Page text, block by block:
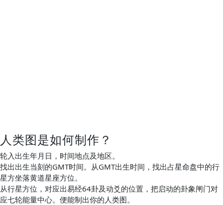
人类图是如何制作？
轮入出生年月日，时间地点及地区。
找出出生当刻的GMT时间。从GMT出生时间，找出占星命盘中的行
星方坐落黄道星座方位。
从行星方位，对应出易经64卦及动爻的位置，把启动的卦象闸门对
应七轮能量中心。便能制出你的人类图。